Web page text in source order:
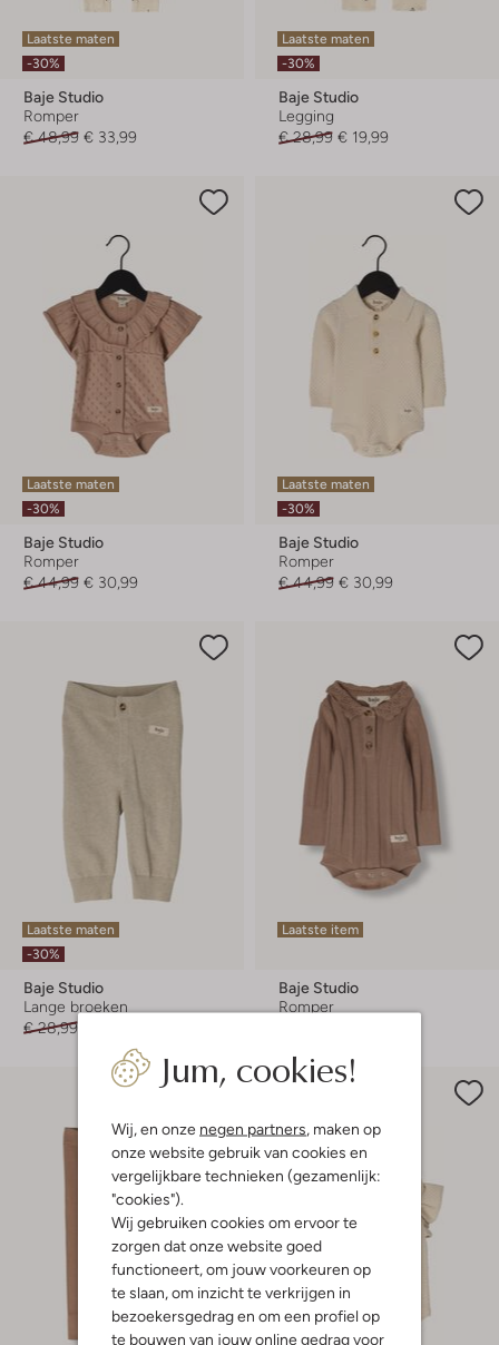
Jum, cookies!
Wij, en onze negen partners , maken op
onze website gebruik van cookies en
vergelijkbare technieken (gezamenlijk:
"cookies").
Wij gebruiken cookies om ervoor te
zorgen dat onze website goed
functioneert, om jouw voorkeuren op
te slaan, om inzicht te verkrijgen in
bezoekersgedrag en om een profiel op
te bouwen van jouw online gedrag voor
Laatste maten
-30%
Baje Studio
Romper
€ 48,99 € 33,99
Laatste maten
-30%
Baje Studio
Legging
€ 28,99 € 19,99
Laatste maten
-30%
Baje Studio
Romper
€ 44,99 € 30,99
Laatste maten
-30%
Baje Studio
Romper
€ 44,99 € 30,99
Laatste maten
-30%
Baje Studio
Lange broeken
€ 28,99
Laatste item
Baje Studio
Romper